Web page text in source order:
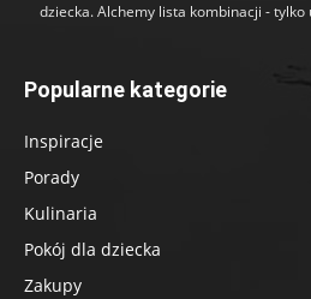
dziecka. Alchemy lista kombinacji -
Popularne kategorie
Inspiracje
Porady
Kulinaria
Pokój dla dziecka
Zakupy